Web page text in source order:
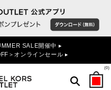
SALE開催中 ▸
＞オンラインセール ▸
(0)